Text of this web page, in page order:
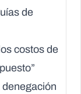
de
costos de